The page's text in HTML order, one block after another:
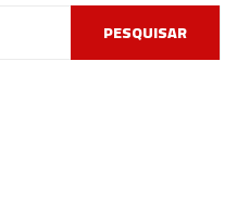
PESQUISAR